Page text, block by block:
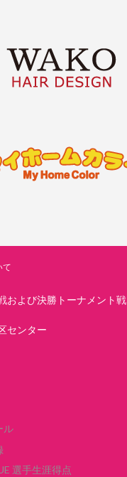
て
および決勝トーナメント戦
センター
ル
選手生涯得点